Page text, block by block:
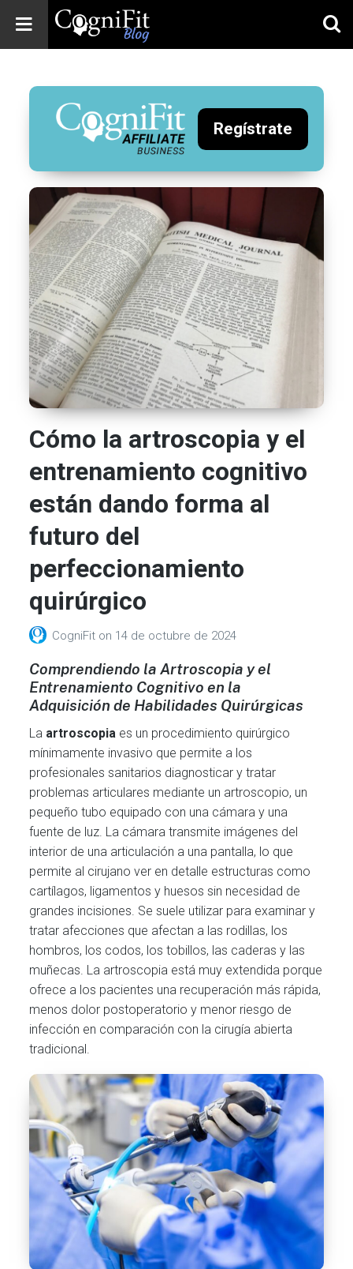
Blog: Brain
Health
News
Brain Training,
Mental Health, and
Wellness
Regístrate
Cómo la artroscopia y el
entrenamiento cognitivo
están dando forma al
futuro del
perfeccionamiento
quirúrgico
CogniFit on 14 de octubre de 2024
Comprendiendo la Artroscopia y el
Entrenamiento Cognitivo en la
Adquisición de Habilidades Quirúrgicas
La artroscopia es un procedimiento quirúrgico
mínimamente invasivo que permite a los
profesionales sanitarios diagnosticar y tratar
problemas articulares mediante un artroscopio, un
pequeño tubo equipado con una cámara y una
fuente de luz. La cámara transmite imágenes del
interior de una articulación a una pantalla, lo que
permite al cirujano ver en detalle estructuras como
cartílagos, ligamentos y huesos sin necesidad de
grandes incisiones. Se suele utilizar para examinar y
tratar afecciones que afectan a las rodillas, los
hombros, los codos, los tobillos, las caderas y las
muñecas. La artroscopia está muy extendida porque
ofrece a los pacientes una recuperación más rápida,
menos dolor postoperatorio y menor riesgo de
infección en comparación con la cirugía abierta
tradicional.